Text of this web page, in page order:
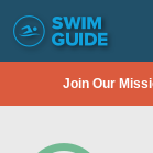
Join Our